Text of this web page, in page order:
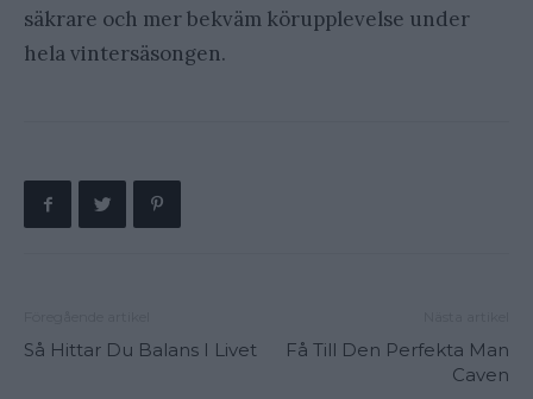
säkrare och mer bekväm körupplevelse under
hela vintersäsongen.
Så Hittar Du Balans I Livet
Få Till Den Perfekta Man
Caven